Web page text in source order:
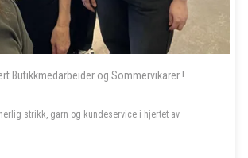
Butikkmedarbeider og Sommervikarer !
strikk, garn og kundeservice i hjertet av